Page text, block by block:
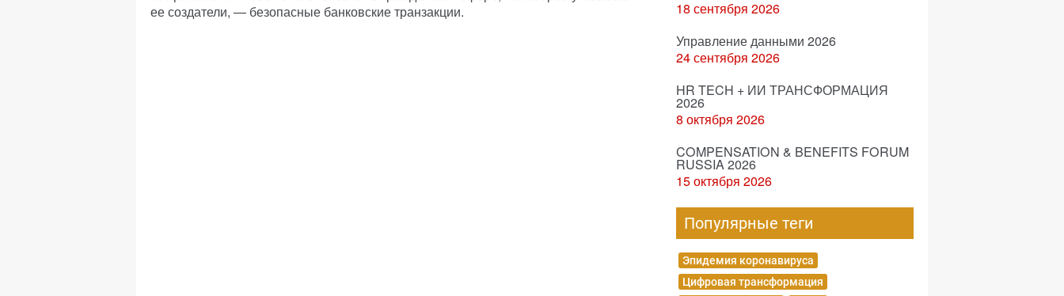
ее создатели, — безопасные банковские транзакции.
18 сентября 2026
Управление данными 2026
24 сентября 2026
HR TECH + ИИ ТРАНСФОРМАЦИЯ
2026
8 октября 2026
COMPENSATION & BENEFITS FORUM
RUSSIA 2026
15 октября 2026
Популярные теги
Эпидемия коронавируса
Цифровая трансформация